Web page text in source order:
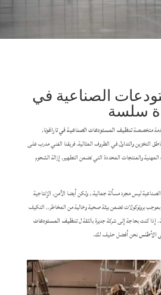
الصناعية في
سلسة
متخصصةتنظيف المستودعات الصناعية في تاراغونا,
التخزين والتداول في الظروف المثالية. فريقنا الفني مدرب على
والمنتجات المحددة التي تضمن التطهير, إزالة الشحوم
ليس مجرد مسألة جمالية., ولكن أيضا الأمن, الإنتاجية
بروتوكولات تضمن بيئة صحية وخالية من المخاطر., التكيف
كنت بحاجة إلى شركة جديرة بالثقة لتنظيف المستودعات
الأطلسنحن أفضل حليف لك.